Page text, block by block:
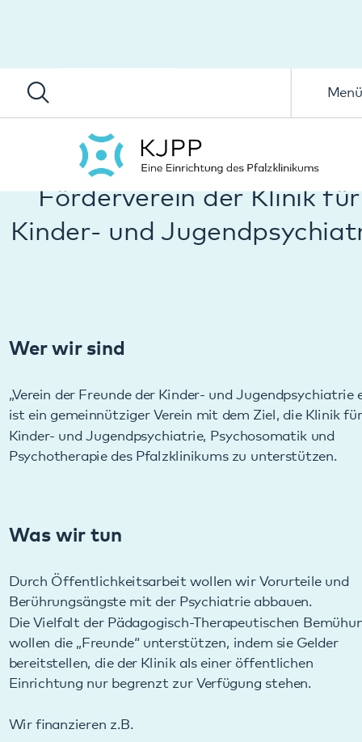
Förderverein der Klinik für
Kinder- und Jugendpsychiatrie
Kinder- und Jugendpsychiatrie, Psychosomatik und
Psychotherapie des Pfalzklinikums zu unterstützen.
Durch Öffentlichkeitsarbeit wollen wir Vorurteile und
wollen die „Freunde“ unterstützen, indem sie Gelder
bereitstellen, die der Klinik als einer öffentlichen
Einrichtung nur begrenzt zur Verfügung stehen.
Wir finanzieren z.B.
Jugendlichen